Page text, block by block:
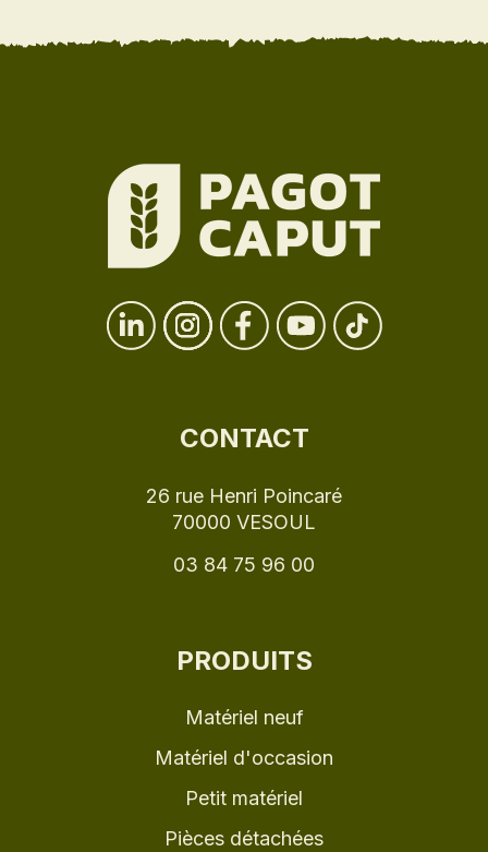
CONTACT
26 rue Henri Poincaré
70000 VESOUL
03 84 75 96 00
PRODUITS
Matériel neuf
Matériel d'occasion
Petit matériel
Pièces détachées